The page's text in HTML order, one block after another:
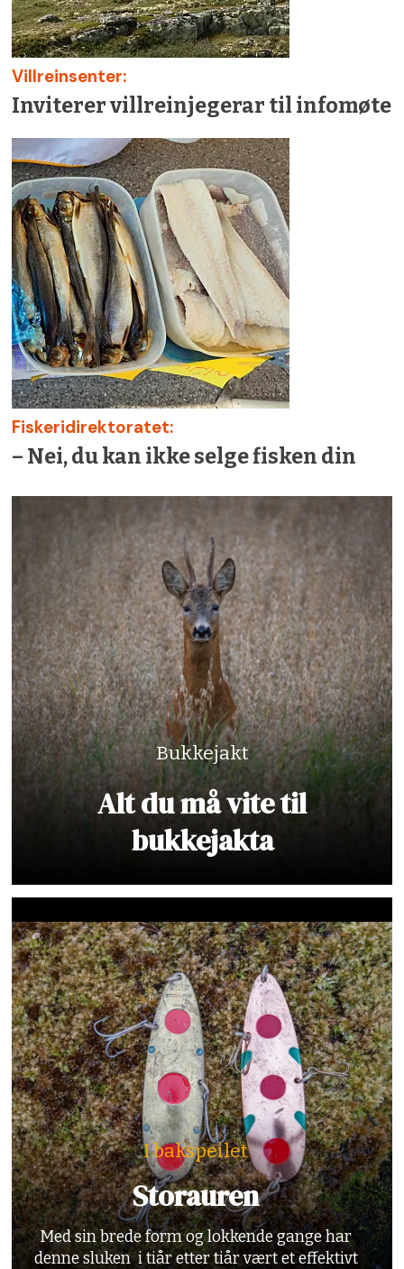
Villreinsenter:
Inviterer villreinjegerar til infomøte
Fiskeridirektoratet:
– Nei, du kan ikke selge fisken din
Bukkejakt
Alt du må vite til
bukkejakta
I bakspeilet
Storauren
Med sin brede form og lokkende gange har
denne sluken i tiår etter tiår vært et effektivt